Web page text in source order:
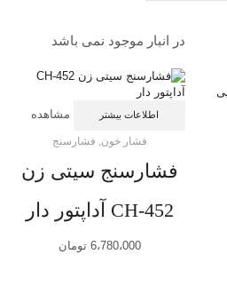
در انبار موجود نمی باشد
اطلاعات بیشتر مشاهده
فشار خون, فشارسنج
فشارسنج سیتی زن
CH-452 آداپتور دار
6،780،000 تومان